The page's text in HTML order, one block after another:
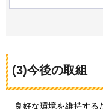
(3)今後の取組
良好な環境を維持する